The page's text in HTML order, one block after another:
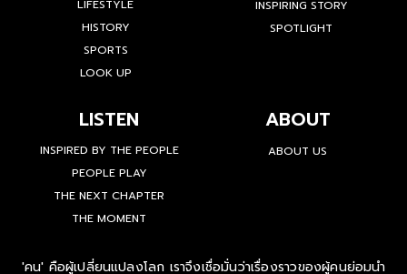
LIFESTYLE
HISTORY
SPORTS
LOOK UP
INSPIRING STORY
SPOTLIGHT
LISTEN
INSPIRED BY THE PEOPLE
PEOPLE PLAY
THE NEXT CHAPTER
THE MOMENT
ABOUT
ABOUT US
'คน' คือผู้เปลี่ยนแปลงโลก เราจึงเชื่อมั่นว่าเรื่องราวของผู้คนย่อมนำ